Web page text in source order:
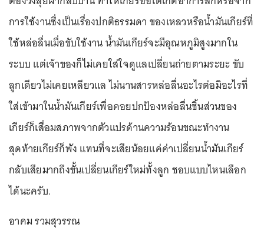
การใช้งานซึ่งเป็นเรื่องปกติธรรมดา ของเหลวหรือน้ำมันเกียร์ที่
ใช้หล่อลื่นเมื่อขับใช้งาน น้ำมันเกียร์จะมีอุณหภูมิสูงมากใน
ระบบ แต่เจ้าของก็ไม่เคยใส่ใจดูแลเปลี่ยนถ่ายตามระยะ ขับ
ลูกเดียวไม่เคยเหลียวแล ไม่นานสารหล่อลื่นอะไรต่อมิอะไรที่
ใส่เข้ามาในน้ำมันเกียร์เพื่อคอยปกป้องหล่อลื่นชิ้นส่วนของ
เกียร์ก็เสื่อมสภาพจากตัวแปรด้านความร้อนขณะทำงาน
สุดท้ายเกียร์ก็พัง แทนที่จะเสียน้อยแค่ค่าเปลี่ยนน้ำมันเกียร์
กลับเสียมากถึงขั้นเปลี่ยนเกียร์ใหม่ทั้งลูก ชอบแบบไหนเลือก
ได้นะครับ.
อาคม รวมสุวรรณ